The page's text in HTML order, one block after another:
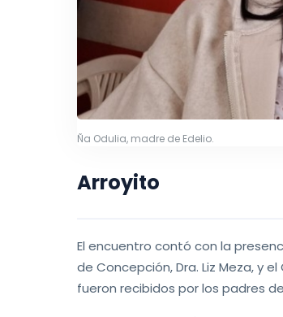
Ña Odulia, madre de Edelio.
Arroyito
El encuentro contó con la
de Concepción, Dra. Liz Meza, y
fueron recibidos por los padres